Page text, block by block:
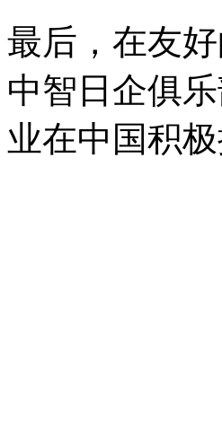
最后，在友
中智日企俱
业在中国积